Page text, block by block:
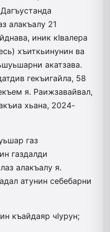
алакъалу 21
иник кIва­лера
хъиткьинунин ва
акатзава.
гекъигайла, 58
я. Раижзавайвал,
хьана, 2024-
газ
газдалди
алакъалу я.
атунин себебарни
къайдаяр чIурун;